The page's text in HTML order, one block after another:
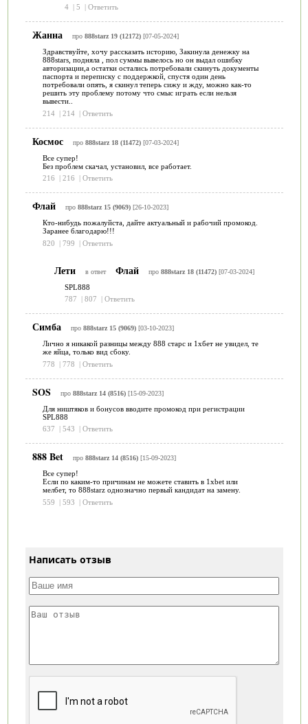
4 | 5 | Ответить
Жанна про 888starz 19 (12172)[07-05-2024]
Здравствуйте, хочу рассказать историю, Закинула денежку на
888stars, подняла , пол суммы вывелось но он выдал ошибку
авторизации,а остатки остались потребовали скинуть документы
паспорта и переписку с поддержкой, спустя один день
потребовали опять, я скинул теперь сижу и жду, можно как-то
решить эту проблему потому что смыс играть если нельзя
вывести..
214 | 214 | Ответить
Космос про 888starz 18 (11472)[07-03-2024]
Все супер!
Без проблем скачал, установил, все работает.
216
| 216 | Ответить
Флай про 888starz 15 (9069)[26-10-2023]
Кто-нибудь пожалуйста, дайте актуальный и рабочий промокод.
Заранее благодарю!!!
820
| 799 | Ответить
Лети в ответ Флай про 888starz 18 (11472)[07-03-2024]
SPL888
787
| 807 | Ответить
Симба про 888starz 15 (9069)[03-10-2023]
Лично я никакой разницы между 888 старс и 1хбет не увидел, те
же яйца, только вид сбоку.
778
| 778 | Ответить
SOS про 888starz 14 (8516)[15-09-2023]
Для ништяков и бонусов вводите промокод при регистрации
SPL888
637
| 543 | Ответить
888 Bet про 888starz 14 (8516)[15-09-2023]
Все супер!
Если по каким-то причинам не можете ставить в 1xbet или
мелбет, то 888starz однозначно первый кандидат на замену.
559
| 593 | Ответить
Написать отзыв